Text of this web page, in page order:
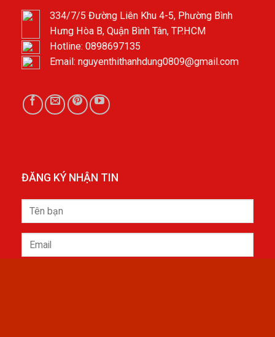
334/7/5 Đường Liên Khu 4-5, Phường Bình
Hưng Hòa B, Quận Bình Tân, TP.HCM
Hotline: 0898697135
Email: nguyenthithanhdung0809@gmail.com
ĐĂNG KÝ NHẬN TIN